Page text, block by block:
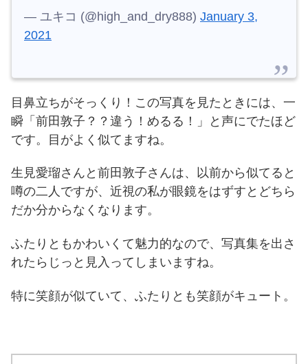
— ユキコ (@high_and_dry888) January 3,
2021
目鼻立ちがそっくり！この写真を見たときには、一
瞬「前田敦子？？違う！めるる！
」と声にでたほど
です。 目がよく似てますね。
生見愛瑠さんと前田敦子さんは、以前から似てると
噂の二人ですが、近視の私が眼鏡をはずすとどちら
だか分からなくなります。
ふたりともかわいくて魅力的なので、写真集を出さ
れたらじっと見入ってしまいますね。
特に笑顔が似ていて、ふたりとも笑顔がキュート。